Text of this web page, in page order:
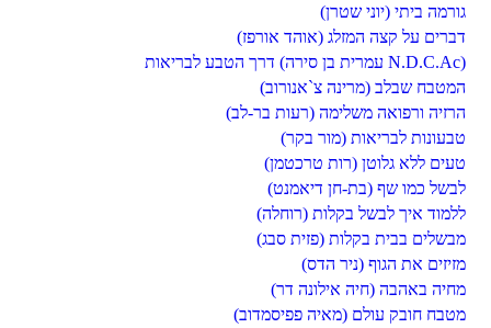
גורמה ביתי (יוני שטרן)
דברים על קצה המזלג (אוהד אורפז)
דרך הטבע לבריאות (עמרית בן סירה N.D.C.Ac)
המטבח שבלב (מרינה צ`אנורוב)
הרזיה ורפואה משלימה (רעות בר-לב)
טבעונות לבריאות (מור בקר)
טעים ללא גלוטן (רות טרכטמן)
לבשל כמו שף (בת-חן דיאמנט)
ללמוד איך לבשל בקלות (רוחלה)
מבשלים בבית בקלות (פזית סבג)
מזיזים את הגוף (ניר הדס)
מחיה באהבה (חיה אילונה דר)
מטבח חובק עולם (מאיה פפיסמדוב)